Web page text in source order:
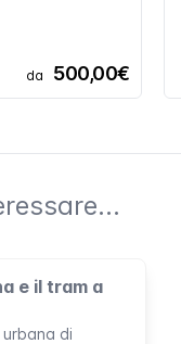
da 500,00€
e il tram a
di